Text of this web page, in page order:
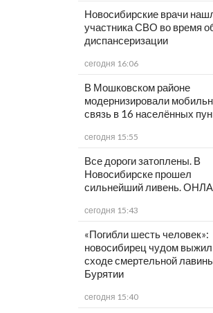
Новосибирские врачи
участника СВО во время
диспансеризации
сегодня 16:06
В Мошковском районе
модернизировали
связь в 16 населённых
сегодня 15:55
Все дороги затоплены. В
Новосибирске прошел
сильнейший ливень.
сегодня 15:43
«Погибли шесть человек»:
новосибирец чудом выжил
сходе смертельной
Бурятии
сегодня 15:40